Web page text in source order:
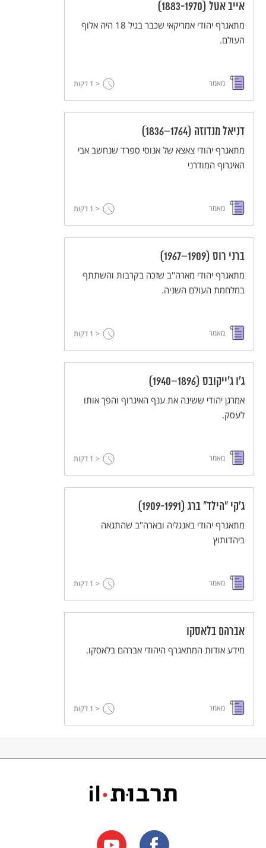
אייב אטל (1883-1970)
מתאגרף יהודי אמריקאי שכבר בגיל 18 היה אלוף
העולם.
מאמר < 1 דקות
דניאל מנדוזה (1764–1836)
מתאגרף יהודי צאצא של אנוסי ספרד שנחשב אבי
האיגרוף המודרני
מאמר < 1 דקות
ברני רוס (1909–1967)
מתאגרף יהודי מארה"ב שזכה בקרבות והשתתף
במלחמת העולם השניה.
מאמר < 1 דקות
ג'ו ג'ייקובס (1896–1940)
אמרגן יהודי ששינה את ענף האיגרוף והפך אותו
לעסק.
מאמר < 1 דקות
ג'קי "הילד" ברג (1909-1991)
מתאגרף יהודי באנגליה ובארה"ב שהתגאה
ביהדותוץ
מאמר < 1 דקות
אברהם בלאסקו
מידע אודות המתאגרף היהודי אברהם בלאסקו.
מאמר < 1 דקות